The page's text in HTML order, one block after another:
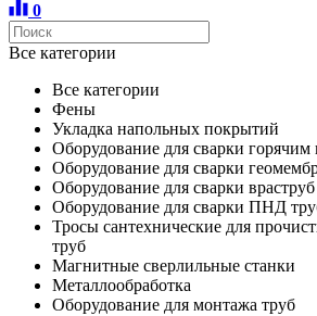
0
Все категории
Все категории
Фены
Укладка напольных покрытий
Оборудование для сварки горячим
Оборудование для сварки
Оборудование для сварки враструб
Оборудование для сварки ПНД
Тросы сантехнические для
труб
Магнитные сверлильные станки
Металлообработка
Оборудование для монтажа труб